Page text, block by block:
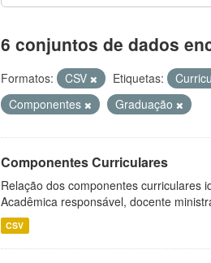
6 conjuntos de dados
Formatos: CSV Etiquetas:
Componentes
Graduação
Componentes Curriculares
Relação dos componentes curriculares
Acadêmica responsável, docente
CSV